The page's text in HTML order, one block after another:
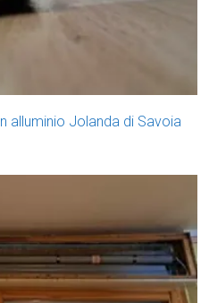
alluminio Jolanda di Savoia